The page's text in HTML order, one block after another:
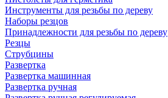
Инструменты для резьбы по дереву
Наборы резцов
Принадлежности для резьбы по дереву
Резцы
Струбцины
Развертка
Развертка машинная
Развертка ручная